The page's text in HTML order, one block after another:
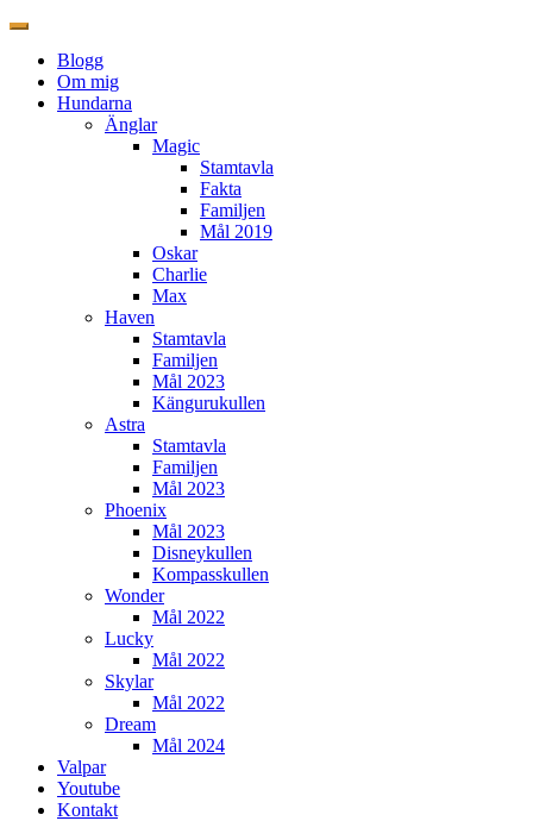
Blogg
Om mig
Hundarna
Änglar
Magic
Stamtavla
Fakta
Familjen
Mål 2019
Oskar
Charlie
Max
Haven
Stamtavla
Familjen
Mål 2023
Kängurukullen
Astra
Stamtavla
Familjen
Mål 2023
Phoenix
Mål 2023
Disneykullen
Kompasskullen
Wonder
Mål 2022
Lucky
Mål 2022
Skylar
Mål 2022
Dream
Mål 2024
Valpar
Youtube
Kontakt